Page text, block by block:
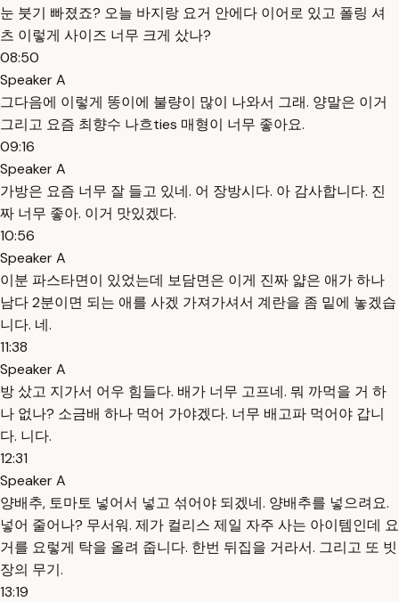
눈 붓기 빠졌죠? 오늘 바지랑 요거 안에다 이어로 있고 폴링 셔
츠 이렇게 사이즈 너무 크게 샀나?
08:50
Speaker A
그다음에 이렇게 똥이에 불량이 많이 나와서 그래. 양말은 이거
그리고 요즘 최향수 나흐ties 매형이 너무 좋아요.
09:16
Speaker A
가방은 요즘 너무 잘 들고 있네. 어 장방시다. 아 감사합니다. 진
짜 너무 좋아. 이거 맛있겠다.
10:56
Speaker A
이분 파스타면이 있었는데 보담면은 이게 진짜 얇은 애가 하나
남다 2분이면 되는 애를 사겠 가져가셔서 계란을 좀 밑에 놓겠습
니다. 네.
11:38
Speaker A
방 샀고 지가서 어우 힘들다. 배가 너무 고프네. 뭐 까먹을 거 하
나 없나? 소금배 하나 먹어 가야겠다. 너무 배고파 먹어야 갑니
다. 니다.
12:31
Speaker A
양배추, 토마토 넣어서 넣고 섞어야 되겠네. 양배추를 넣으려요.
넣어 줄어나? 무서워. 제가 컬리스 제일 자주 사는 아이템인데 요
거를 요렇게 탁을 올려 줍니다. 한번 뒤집을 거라서. 그리고 또 빗
장의 무기.
13:19